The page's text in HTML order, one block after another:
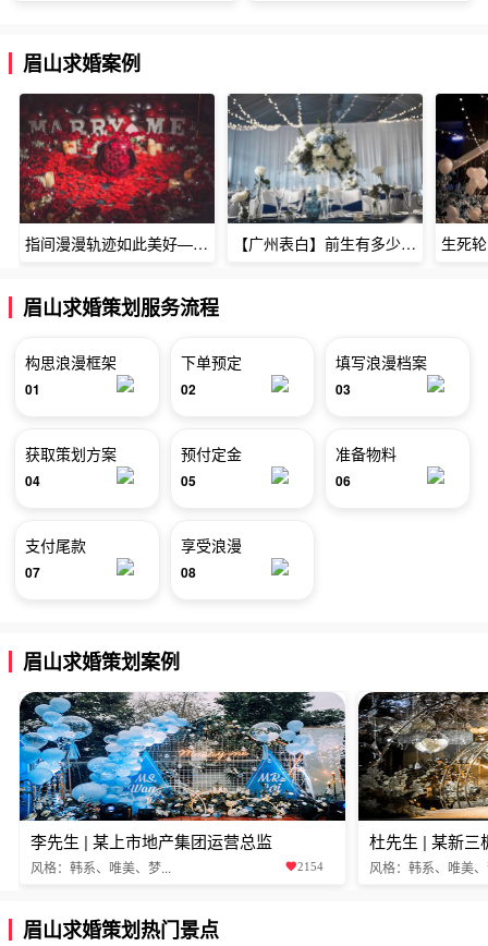
眉山求婚案例
指间漫漫轨迹如此美好——深圳烈焰玫瑰生日惊喜 【广州表白】前生有多少未尽的缘7张
眉山求婚策划服务流程
构思浪漫框架
01
下单预定
02
填写浪漫档案
03
获取策划方案
04
预付定金
05
准备物料
06
支付尾款
07
享受浪漫
08
眉山求婚策划案例
李先生 | 某上市地产集团运营总监
风格：韩系、唯美、梦... 2154
杜先生 | 某新三
风格：韩系、唯美
眉山求婚策划热门景点